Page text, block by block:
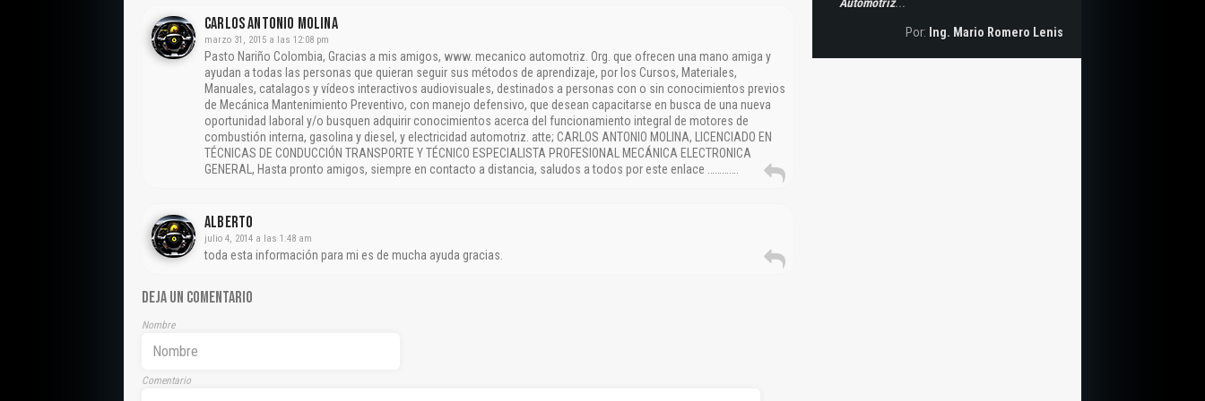
CARLOS ANTONIO MOLINA
marzo 31, 2015 a las 12:08 pm
Pasto Nariño Colombia, Gracias a mis amigos, www. mecanico automotriz. Org. que ofrecen una mano amiga y
ayudan a todas las personas que quieran seguir sus métodos de aprendizaje, por los Cursos, Materiales,
Manuales, catalagos y vídeos interactivos audiovisuales, destinados a personas con o sin conocimientos previos
de Mecánica Mantenimiento Preventivo, con manejo defensivo, que desean capacitarse en busca de una nueva
oportunidad laboral y/o busquen adquirir conocimientos acerca del funcionamiento integral de motores de
combustión interna, gasolina y diesel, y electricidad automotriz. atte; CARLOS ANTONIO MOLINA, LICENCIADO EN
TÉCNICAS DE CONDUCCIÓN TRANSPORTE Y TÉCNICO ESPECIALISTA PROFESIONAL MECÁNICA ELECTRONICA
GENERAL, Hasta pronto amigos, siempre en contacto a distancia, saludos a todos por este enlace ………….
Alberto
julio 4, 2014 a las 1:48 am
toda esta información para mi es de mucha ayuda gracias.
DEJA UN COMENTARIO
Nombre
Comentario
Por: Ing. Mario Romero Lenis